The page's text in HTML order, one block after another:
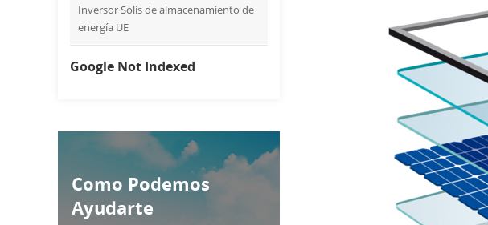
Inversor Solis de almacenamiento de
energía UE
Google Not Indexed
Como Podemos
Ayudarte